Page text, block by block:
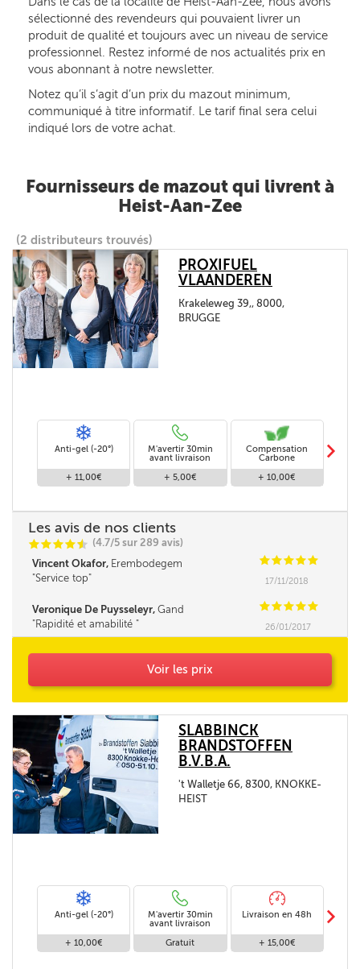
sélectionné des revendeurs qui pouvaient livrer un
produit de qualité et toujours avec un niveau de service
professionnel. Restez informé de nos actualités prix en
vous abonnant à notre newsletter.
Notez qu’il s’agit d’un prix du mazout minimum,
communiqué à titre informatif. Le tarif final sera celui
indiqué lors de votre achat.
Fournisseurs de mazout qui livrent à
Heist-Aan-Zee
(2 distributeurs trouvés)
PROXIFUEL
VLAANDEREN
Krakeleweg 39,, 8000,
BRUGGE
Anti-gel (-20°)
+ 11,00€
M'avertir 30min
avant livraison
+ 5,00€
Compensation
Carbone
+ 10,00€
m
Les avis de nos clients
CCCCi
@ (4.7/5 sur 289 avis)
Vincent Okafor, Erembodegem CCCCC
Service top
17/11/2018
Veronique De Puysseleyr, Gand CCCCC
Rapidité et amabilité
26/01/2017
Voir les prix
SLABBINCK
BRANDSTOFFEN
B.V.B.A.
't Walletje 66, 8300, KNOKKE-
HEIST
Anti-gel (-20°)
+ 10,00€
M'avertir 30min
avant livraison
Gratuit
Livraison en 48h
+ 15,00€
m